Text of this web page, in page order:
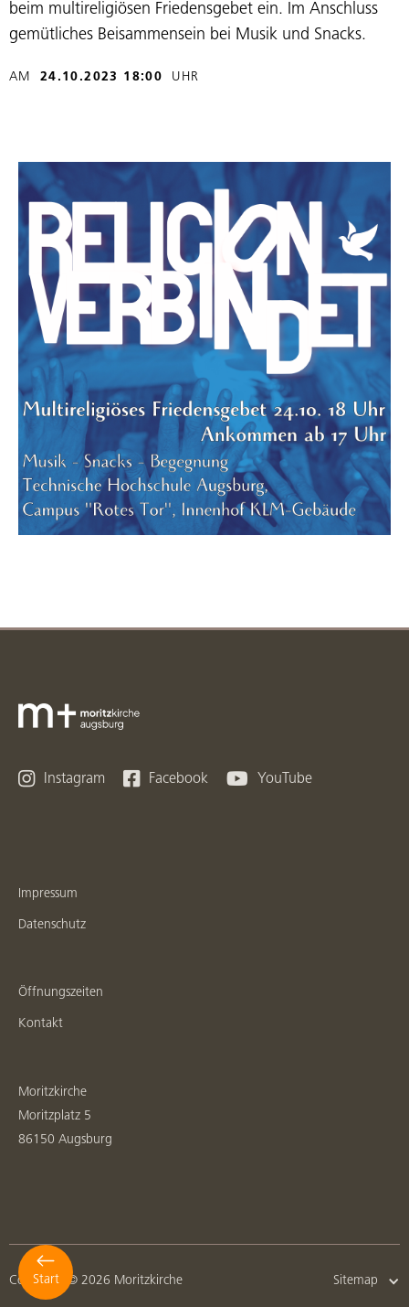
Start
beim multireligiösen Friedensgebet ein. Im Anschluss
gemütliches Beisammensein bei Musik und Snacks.
AM 24.10.2023 18:00 UHR
 Instagram  Facebook  YouTube
Impressum
Datenschutz
Öffnungszeiten
Kontakt
Moritzkirche
Moritzplatz 5
86150 Augsburg
Copyright © 2026 Moritzkirche Sitemap